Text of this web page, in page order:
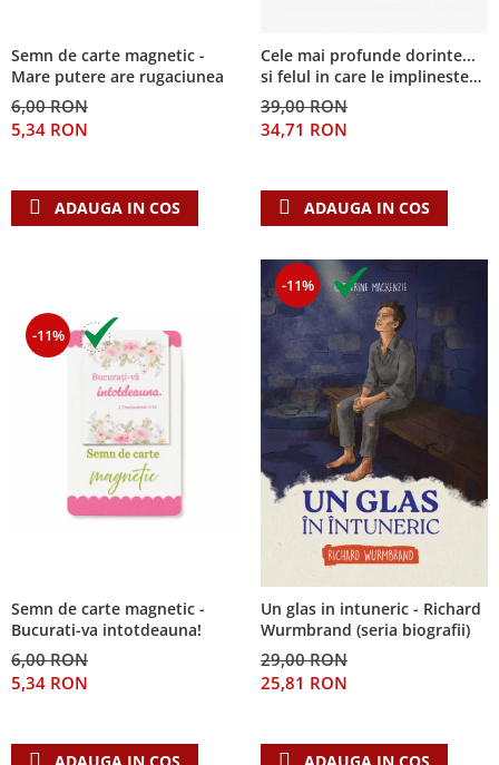
Semn de carte magnetic -
Mare putere are rugaciunea
6,00 RON
5,34 RON
ADAUGA IN COS
Cele mai profunde dorinte...
si felul in care le implineste
invatatura crestina
39,00 RON
34,71 RON
ADAUGA IN COS
-11%
Semn de carte magnetic -
Bucurati-va intotdeauna!
6,00 RON
5,34 RON
-11%
Un glas in intuneric - Richard
Wurmbrand (seria biografii)
29,00 RON
25,81 RON